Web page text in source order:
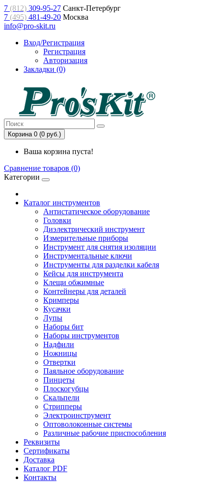
7 (812) 309-95-27 Санкт-Петербург
7 (495) 481-49-20 Москва
info@pro-skit.ru
Вход/Регистрация
Регистрация
Авторизация
Закладки (0)
Корзина 0 (0 руб.)
Ваша корзина пуста!
Сравнение товаров (0)
Категории
Каталог инструментов
Антистатическое оборудование
Головки
Диэлектрический инструмент
Измерительные приборы
Инструмент для снятия изоляции
Инструментальные ключи
Инструменты для разделки кабеля
Кейсы для инструмента
Клещи обжимные
Контейнеры для деталей
Кримперы
Кусачки
Лупы
Наборы бит
Наборы инструментов
Надфили
Ножницы
Отвертки
Паяльное оборудование
Пинцеты
Плоскогубцы
Скальпели
Стрипперы
Электроинструмент
Оптоволоконные системы
Различные рабочие приспособления
Реквизиты
Сертификаты
Доставка
Каталог PDF
Контакты